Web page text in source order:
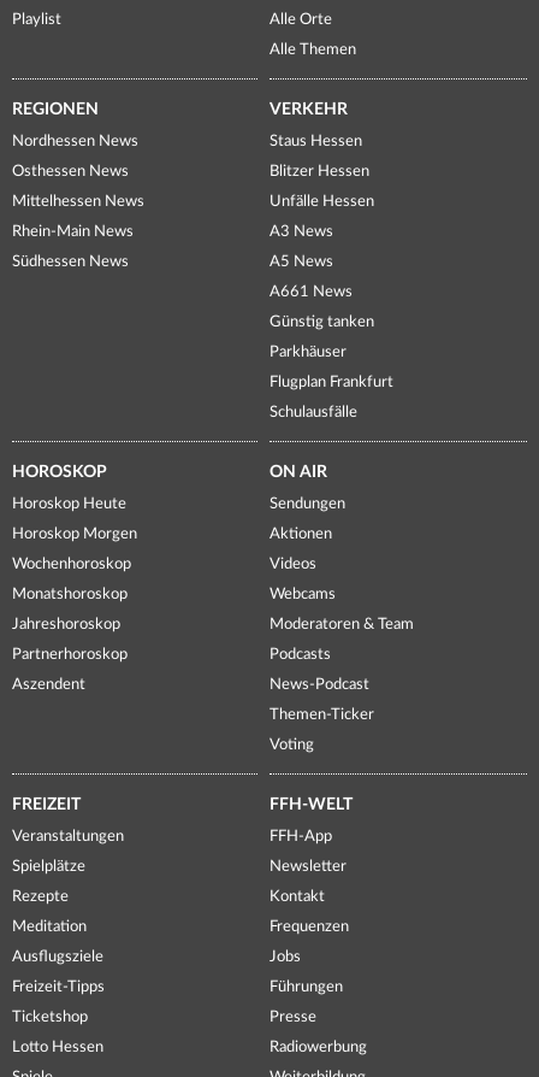
Playlist
Alle Orte
Alle Themen
REGIONEN
Nordhessen News
Osthessen News
Mittelhessen News
Rhein-Main News
Südhessen News
VERKEHR
Staus Hessen
Blitzer Hessen
Unfälle Hessen
A3 News
A5 News
A661 News
Günstig tanken
Parkhäuser
Flugplan Frankfurt
Schulausfälle
HOROSKOP
Horoskop Heute
Horoskop Morgen
Wochenhoroskop
Monatshoroskop
Jahreshoroskop
Partnerhoroskop
Aszendent
ON AIR
Sendungen
Aktionen
Videos
Webcams
Moderatoren & Team
Podcasts
News-Podcast
Themen-Ticker
Voting
FREIZEIT
Veranstaltungen
Spielplätze
Rezepte
Meditation
Ausflugsziele
Freizeit-Tipps
Ticketshop
Lotto Hessen
FFH-WELT
FFH-App
Newsletter
Kontakt
Frequenzen
Jobs
Führungen
Presse
Radiowerbung